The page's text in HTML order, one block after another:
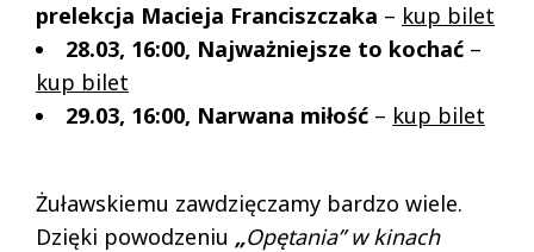
prelekcja Macieja Franciszczaka – kup bilet
28.03, 16:00, Najważniejsze to kochać –
kup bilet
29.03, 16:00, Narwana miłość – kup bilet
Żuławskiemu zawdzięczamy bardzo wiele.
Dzięki powodzeniu „Opętania” w kinach